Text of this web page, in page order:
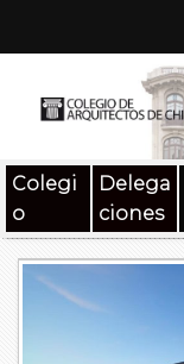
Documentos
Colegi
o
Delega
ciones